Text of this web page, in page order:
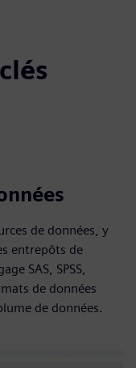
de données, y
entrepôts de
SAS, SPSS,
de données
de données.